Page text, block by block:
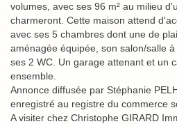
volumes, avec ses 96 m² au milieu
charmeront. Cette maison attend
avec ses 5 chambres dont une de
aménagée équipée, son salon/salle
ses 2 WC. Un garage attenant et un
ensemble.
Annonce diffusée par Stéphanie
enregistré au registre du commerce
A visiter chez Christophe GIRARD